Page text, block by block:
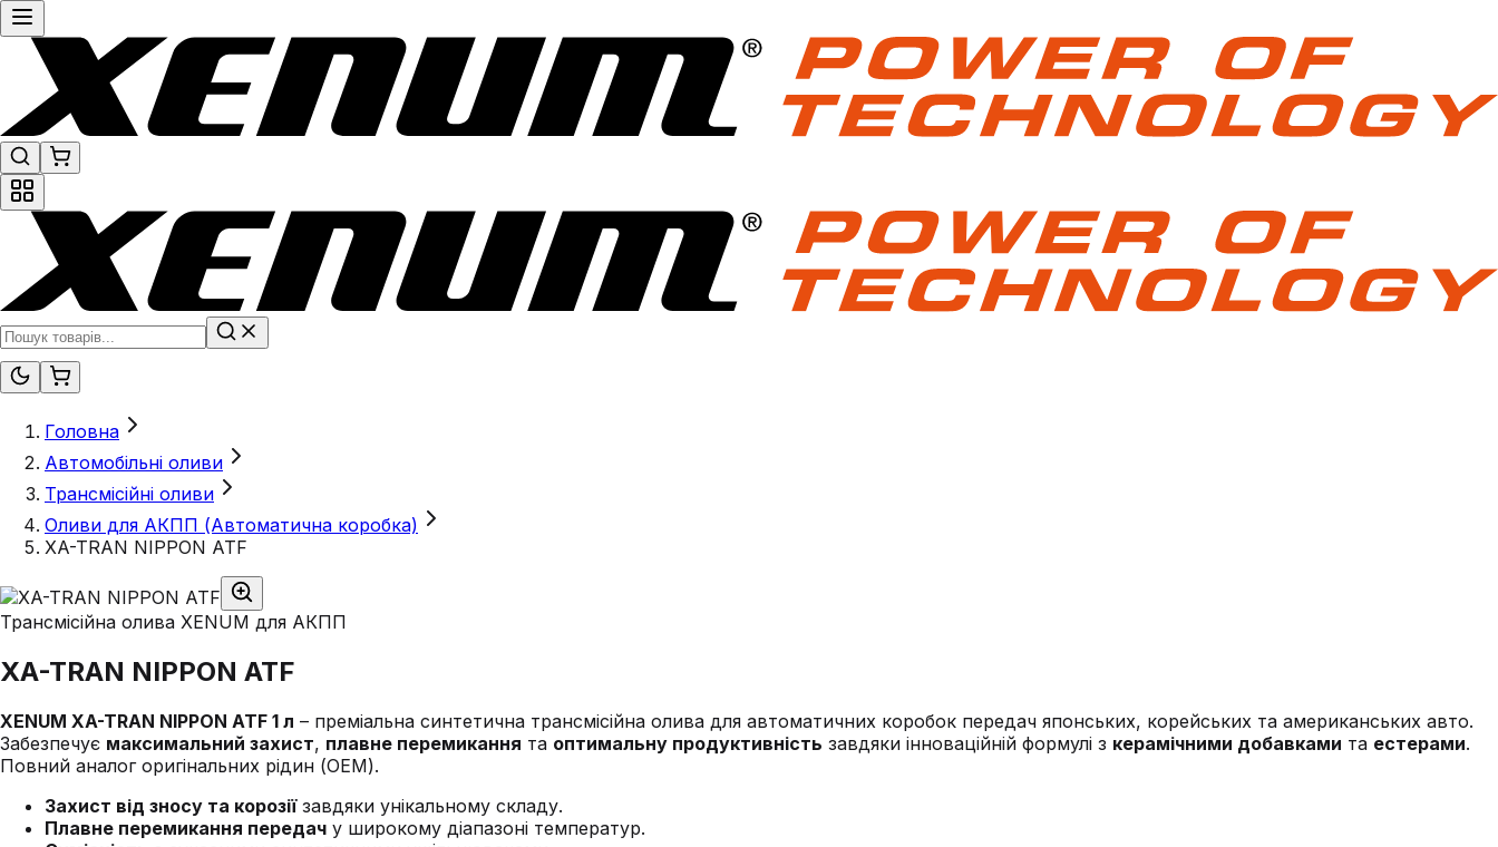
Головна
Автомобільні оливи
Трансмісійні оливи
Оливи для АКПП (Автоматична коробка)
XA-TRAN NIPPON ATF
Трансмісійна олива XENUM для АКПП
XA-TRAN NIPPON ATF
XENUM XA-TRAN NIPPON ATF 1 л – преміальна синтетична трансмісійна олива для автоматичних коробок передач японських, корейських та американських авто.
Забезпечує максимальний захист, плавне перемикання та оптимальну продуктивність завдяки інноваційній формулі з керамічними добавками та естерами.
Повний аналог оригінальних рідин (OEM).
Захист від зносу та корозіїзавдяки унікальному складу.
Плавне перемикання передач у широкому діапазоні температур.